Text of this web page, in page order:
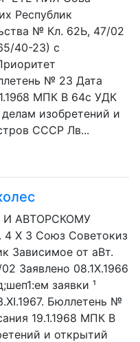
Республик
№ Кл. 62Ь, 47/02
40-23) с
№ 23 Дата
МПК В 64с УДК
изобретений и
СССР Лв...
АВТОРСКОМУ
Х 3 Союз Советокиз
Зависимое от аВт.
Заявлено 08.1Х.1966
заявки ¹
Бюллетень №
19.1.1968 МПК В
и открытий